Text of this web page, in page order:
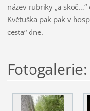
název rubriky „a
Květuška pak pak v
cesta“ dne.